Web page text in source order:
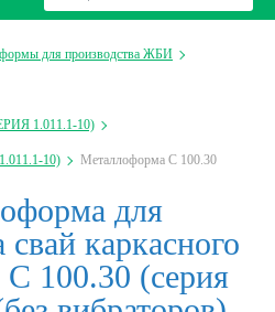
для производства ЖБИ
1.011.1-10)
10) Металлоформа С 100.30
для
свай каркасного
100.30 (серия